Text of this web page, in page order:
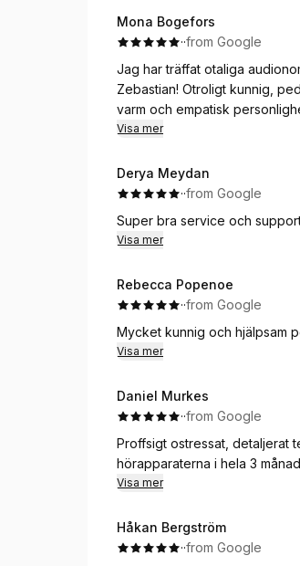
Mona Bogefors
··from Google
Jag har träffat otaliga
Zebastian! Otroligt kunnig,
varm och empatisk
lika välkommen till hans
Visa mer
Derya Meydan
··from Google
Super bra service och
Visa mer
Rebecca Popenoe
··from Google
Mycket kunnig och hjälpsam
Visa mer
Daniel Murkes
··from Google
Proffsigt ostressat, detaljerat
hörapparaterna i hela 3
Visa mer
Håkan Bergström
··from Google